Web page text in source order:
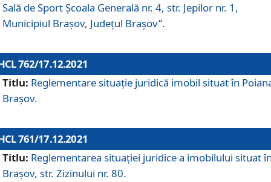
Sală de Sport Școala Generală nr. 4, str. Jepilor nr. 1,
Municipiul Brașov, Județul Brașov”.
762/17.12.2021
Titlu: Reglementare situație juridică imobil situat în
Brașov.
761/17.12.2021
Titlu: Reglementarea situației juridice a imobilului situat
Brașov, str. Zizinului nr. 80.